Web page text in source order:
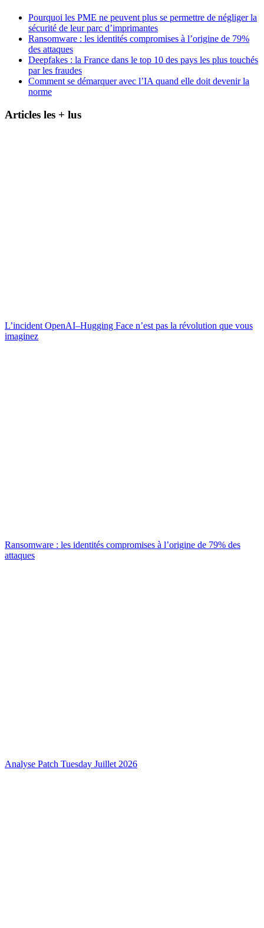
Pourquoi les PME ne peuvent plus se permettre de négliger la
sécurité de leur parc d’imprimantes
Ransomware : les identités compromises à l’origine de 79%
des attaques
Deepfakes : la France dans le top 10 des pays les plus touchés
par les fraudes
Comment se démarquer avec l’IA quand elle doit devenir la
norme
Articles les + lus
L’incident OpenAI–Hugging Face n’est pas la révolution que vous
imaginez
Ransomware : les identités compromises à l’origine de 79% des
attaques
Analyse Patch Tuesday Juillet 2026